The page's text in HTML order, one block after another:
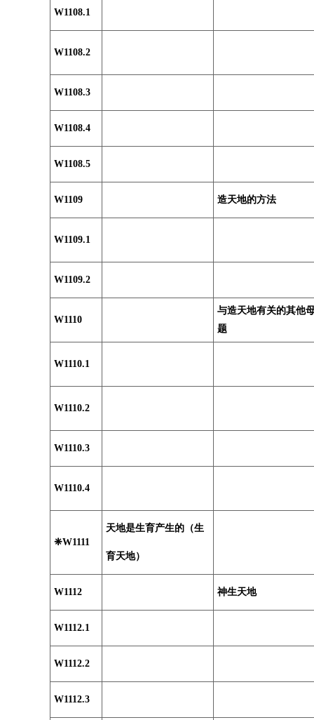
W1108.1
W1108.2
W1108.3
W1108.4
W1108.5
W1109 造天地的方法
W1109.1
W1109.2
W1110
与造天地有关的其他
题
W1110.1
W1110.2
W1110.3
W1110.4
❈W1111
天地是生育产生的（生
育天地）
W1112 神生天地
W1112.1
W1112.2
W1112.3